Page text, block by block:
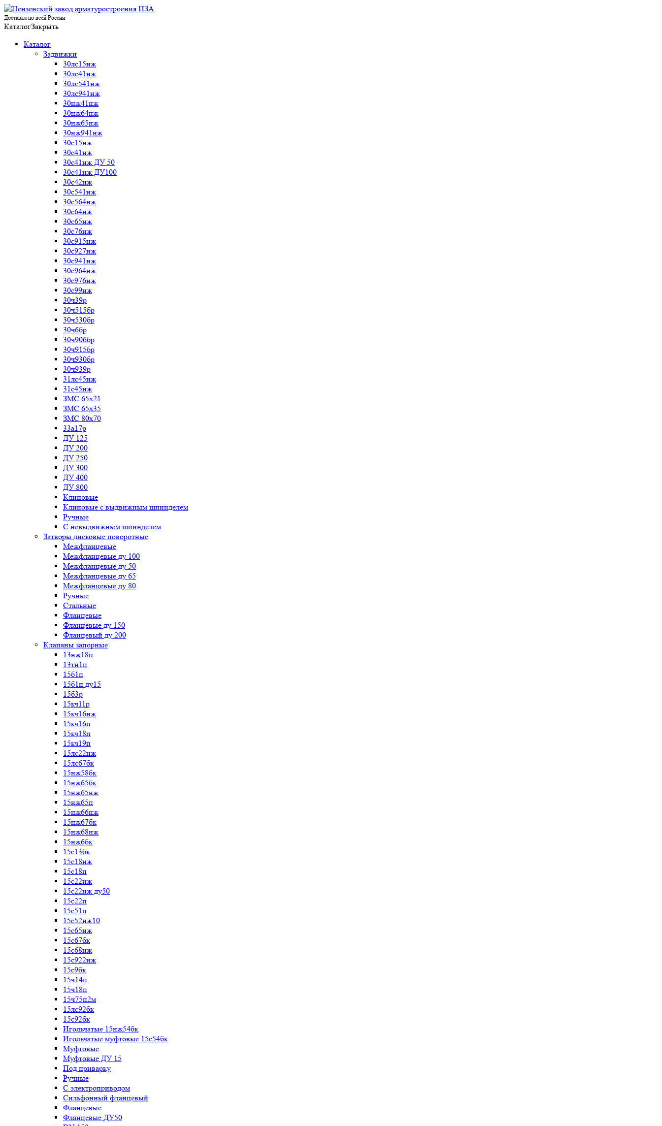
Доставка по всей России
КаталогЗакрыть
Каталог
Задвижки
30лс15нж
30лс41нж
30лс541нж
30лс941нж
30нж41нж
30нж64нж
30нж65нж
30нж941нж
30с15нж
30с41нж
30с41нж ДУ 50
30с41нж ДУ100
30с42нж
30с541нж
30с564нж
30с64нж
30с65нж
30с76нж
30с915нж
30с927нж
30с941нж
30с964нж
30с976нж
30с99нж
30ч39р
30ч515бр
30ч530бр
30ч6бр
30ч906бр
30ч915бр
30ч930бр
30ч939р
31лс45нж
31с45нж
ЗМС 65х21
ЗМС 65х35
ЗМС 80х70
33а17р
ДУ 125
ДУ 200
ДУ 250
ДУ 300
ДУ 400
ДУ 800
Клиновые
Клиновые с выдвижным шпинделем
Ручные
С невыдвижным шпинделем
Затворы дисковые поворотные
Межфланцевые
Межфланцевые ду 100
Межфланцевые ду 50
Межфланцевые ду 65
Межфланцевые ду 80
Ручные
Стальные
Фланцевые
Фланцевые ду 150
Фланцевый ду 200
Клапаны запорные
13нж18п
13тн1п
15б1п
15б1п ду15
15б3р
15кч11р
15кч16нж
15кч16п
15кч18п
15кч19п
15лс22нж
15лс67бк
15нж58бк
15нж65бк
15нж65нж
15нж65п
15нж66нж
15нж67бк
15нж68нж
15нж6бк
15с13бк
15с18нж
15с18п
15с22нж
15с22нж ду50
15с22п
15с51п
15с52нж10
15с65нж
15с67бк
15с68нж
15с922нж
15с9бк
15ч14п
15ч18п
15ч75п2м
15лс92бк
15с92бк
Игольчатые 15нж54бк
Игольчатые муфтовые 15с54бк
Муфтовые
Муфтовые ДУ 15
Под приварку
Ручные
С электроприводом
Сильфонный фланцевый
Фланцевые
Фланцевые ДУ50